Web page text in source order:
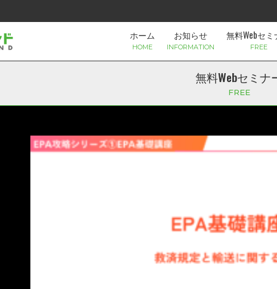
ホーム
HOME
お知らせ
INFORMATION
無料Webセミ
FREE
無料Webセミナ
FREE